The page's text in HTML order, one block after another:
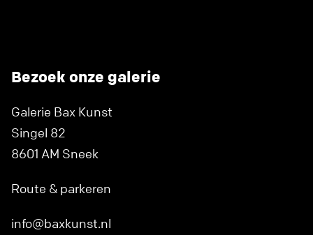
Bezoek onze galerie
Galerie Bax Kunst
Singel 82
8601 AM Sneek
Route & parkeren
info@baxkunst.nl